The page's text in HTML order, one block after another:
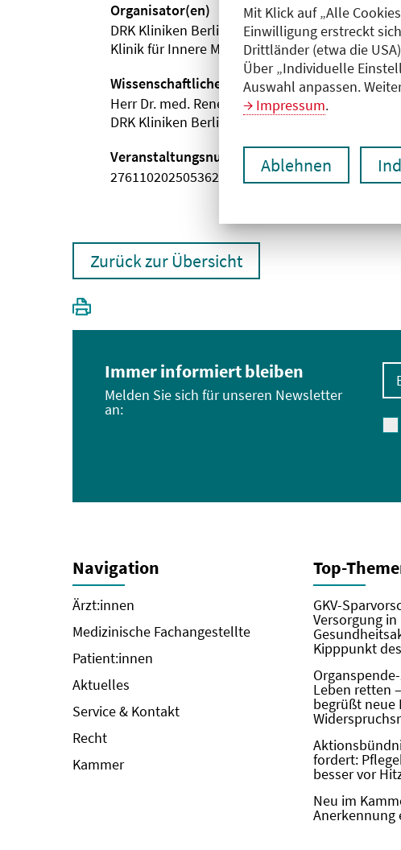
Mit Klick auf „Alle
Einwilligung erstreckt
Drittländer (etwa die
Über „Individuelle
Auswahl anpassen.
Impressum.
Ablehnen
Organisator(en)
DRK Kliniken Berlin | Köpenick
Klinik für Innere Medizin
Wissenschaftliche Leitung
Herr Dr. med. René Pschowski
DRK Kliniken Berlin | Köpenick
Veranstaltungsnummer
2761102025053620117
Zurück zur Übersicht
Immer informiert bleiben
Melden Sie sich für unseren Newsletter
an:
E-
Navigation
Ärzt:innen
Medizinische Fachangestellte
Patient:innen
Aktuelles
Service & Kontakt
Recht
Kammer
Top-
GKV-
Versorgung in
Kipppunkt
Leben retten
begrüßt neue
fordert:
besser vor
Neu im
Anerkennung